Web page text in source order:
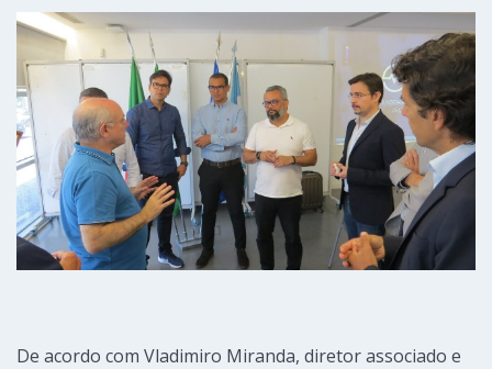
De acordo com Vladimiro Miranda, diretor associado e